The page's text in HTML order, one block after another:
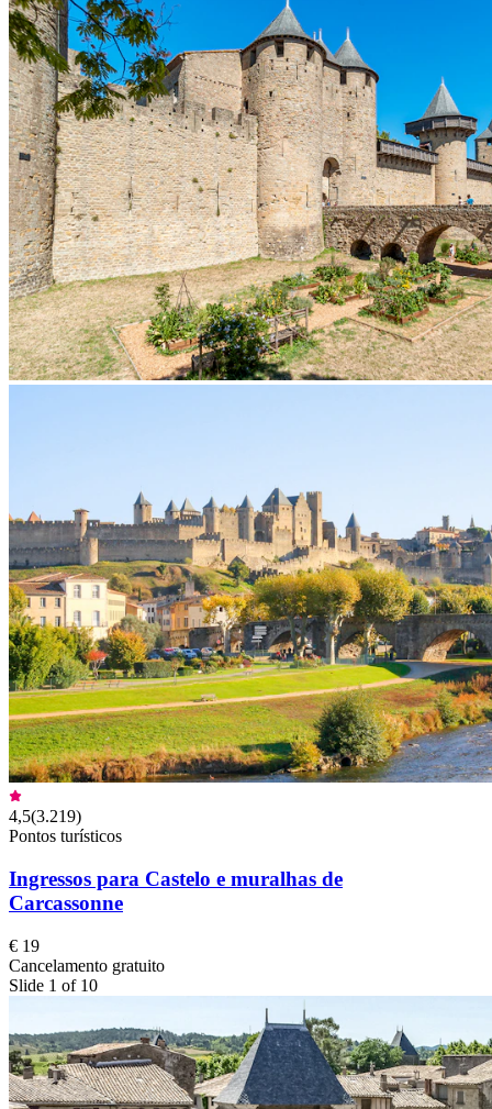
4,5(3.219)
Pontos turísticos
Ingressos para Castelo e muralhas de
Carcassonne
€ 19
Cancelamento gratuito
Slide 1 of 10